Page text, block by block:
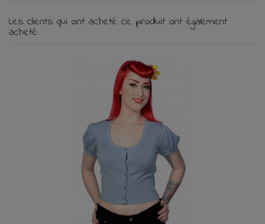
Les clients qui ont acheté ce produit ont également
acheté: